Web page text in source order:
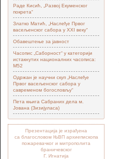
Раде Кисић, „Развој Екуменског
покрета“
Златко Матић, „Наслеђе Првог
васељенског сабора у XXI веку“
Обавештење за јавност
Часопис „Саборност“ у категорији
истакнутих националних часописа:
М52
Одржан је научни скуп „Наслеђе
Првог васељенског сабора у
савременом богословљу“
Пета књига Сабраних дела м.
Јована (Зизијуласа)
Презентација је израђена
са благословом ЊВП архиепископа
пожаревачког и митрополита
браничевског
Г. Игнатија